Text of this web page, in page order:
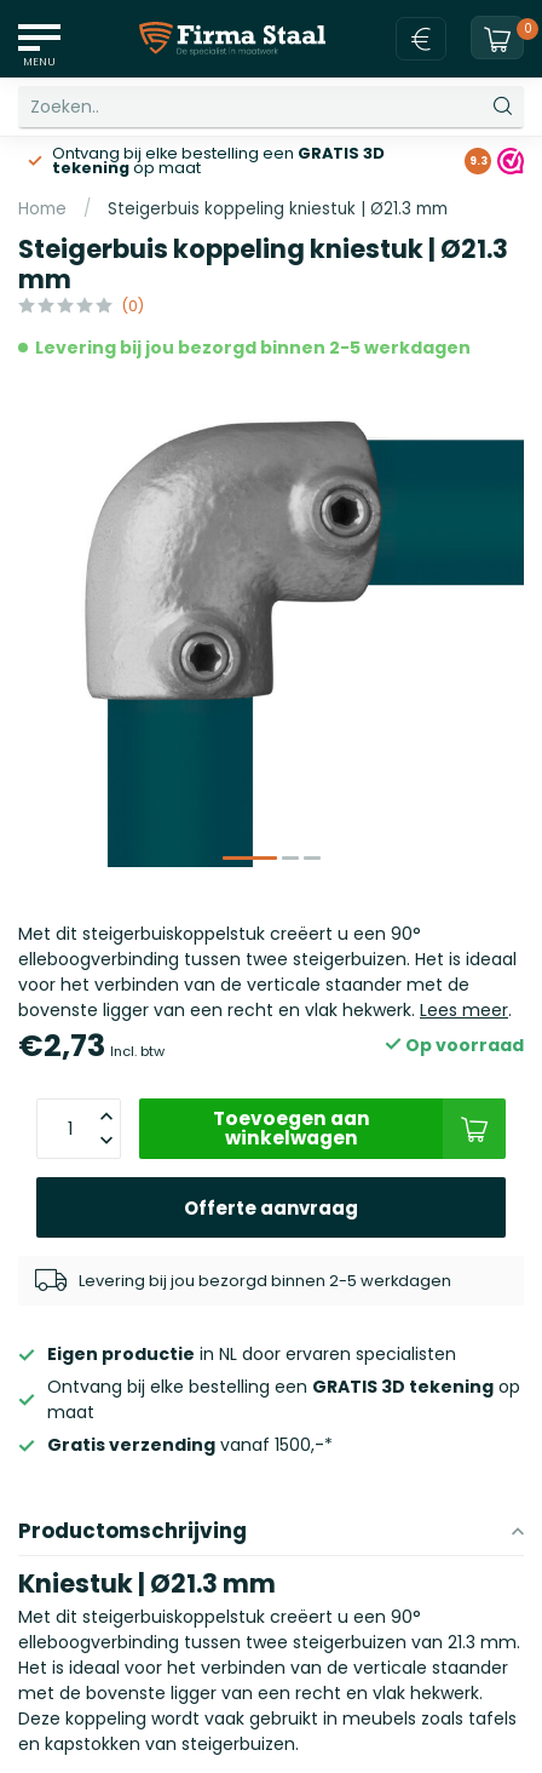
MENU
0
Ontvang bij elke bestelling een GRATIS 3D
tekeningop maat Gratis
9.3
Home / Steigerbuis koppeling kniestuk | Ø21.3 mm
Steigerbuis koppeling kniestuk | Ø21.3
mm
(0)
Levering bij jou bezorgd binnen 2-5 werkdagen
Met dit steigerbuiskoppelstuk creëert u een 90°
elleboogverbinding tussen twee steigerbuizen. Het is ideaal
voor het verbinden van de verticale staander met de
bovenste ligger van een recht en vlak hekwerk. Lees meer.
€2,73 Incl. btw Op voorraad
Toevoegen aan
winkelwagen
Offerte aanvraag
Levering bij jou bezorgd binnen 2-5 werkdagen
Eigen productie in NL door ervaren specialisten
Ontvang bij elke bestelling een GRATIS 3D tekening op
maat
Gratis verzending vanaf 1500,-*
Productomschrijving
Kniestuk | Ø21.3 mm
Met dit steigerbuiskoppelstuk creëert u een 90°
elleboogverbinding tussen twee steigerbuizen van 21.3 mm.
Het is ideaal voor het verbinden van de verticale staander
met de bovenste ligger van een recht en vlak hekwerk.
Deze koppeling wordt vaak gebruikt in meubels zoals tafels
en kapstokken van steigerbuizen.